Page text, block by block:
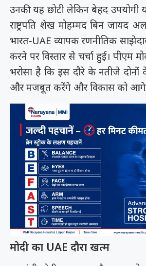
उनकी यह छोटी लेकिन बेहद उपयोगी
राष्ट्रपति शेख मोहम्मद बिन जायद
भारत-UAE व्यापक रणनीतिक
करने पर विस्तार से चर्चा हुई। पीएम
भरोसा है कि इस दौरे के नतीजे दोनों
और मजबूत करेंगे और विकास को आगे
मोदी का UAE दौरा खत्म